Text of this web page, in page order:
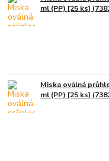
ml (PP) [25 ks]
Miska oválná
ml (PP) [25 ks]